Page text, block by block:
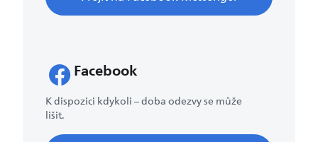
Facebook
K dispozici kdykoli – doba odezvy se může
lišit.